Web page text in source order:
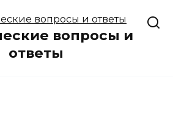
вопросы и
ответы